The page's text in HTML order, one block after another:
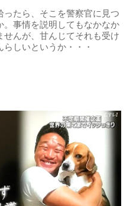
たら、そこを警察官に見つ
。事情を説明してもなかなか
んが、甘んじてそれも受け
しいというか・・・